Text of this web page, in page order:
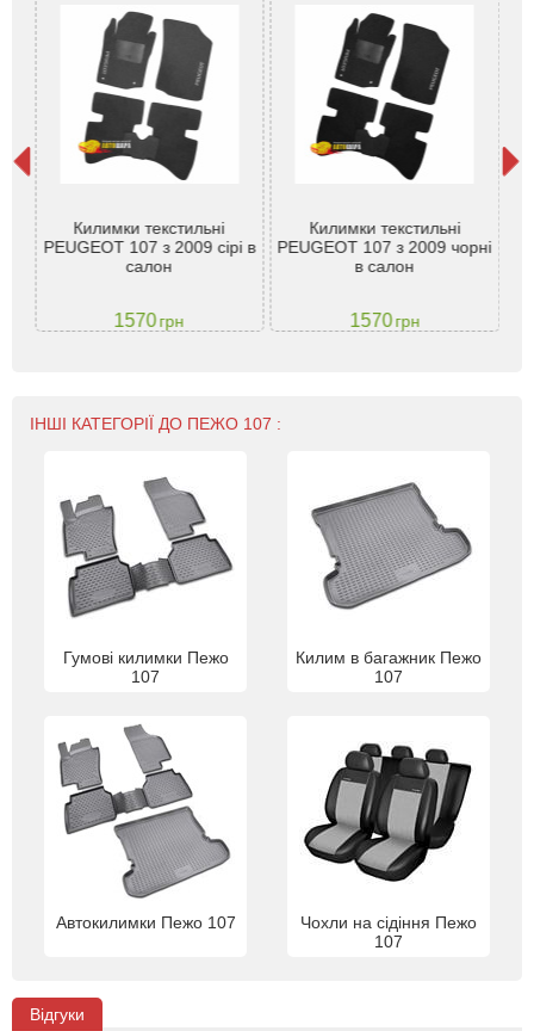
Килимки текстильні
PEUGEOT 107 з 2009 сірі в
салон
1570грн
Килимки текстильні
PEUGEOT 107 з 2009 чорні
в салон
1570грн
ІНШІ КАТЕГОРІЇ ДО ПЕЖО 107 :
Гумові килимки Пежо
107
Килим в багажник Пежо
107
Автокилимки Пежо 107
Чохли на сідіння Пежо
107
Відгуки